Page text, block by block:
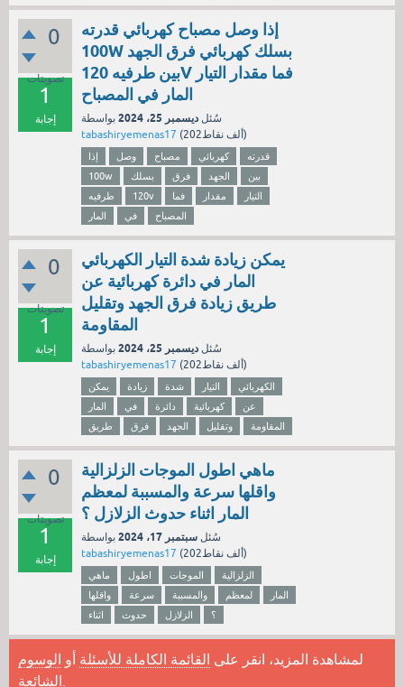
0
تصويتات
1
إجابة
إذا وصل مصباح كهربائي قدرته
100W بسلك كهربائي فرق الجهد
بين طرفيه 120V فما مقدار التيار
المار في المصباح
سُئل ديسمبر 25، 2024
بواسطة
tabashiryemenas17 ( 202ألف نقاط)
إذا وصل مصباح كهربائي
قدرته
100w
بسلك فرق الجهد
بين
طرفيه
120v فما مقدار
التيار
المار
في المصباح
0
تصويتات
1
إجابة
يمكن زيادة شدة التيار الكهربائي
المار في دائرة كهربائية عن
طريق زيادة فرق الجهد وتقليل
المقاومة
سُئل ديسمبر 25، 2024
بواسطة
tabashiryemenas17 ( 202ألف نقاط)
يمكن زيادة شدة التيار
الكهربائي
المار
في دائرة كهربائية
عن
طريق
فرق الجهد وتقليل المقاومة
0
تصويتات
1
إجابة
ماهي اطول الموجات الزلزالية
واقلها سرعة والمسببة لمعظم
المار اثناء حدوث الزلازل ؟
سُئل سبتمبر 17، 2024
بواسطة
tabashiryemenas17 ( 202ألف نقاط)
ماهي اطول الموجات
الزلزالية
واقلها
سرعة والمسببة لمعظم
المار
اثناء
حدوث الزلازل ؟
لمشاهدة المزيد، انقر على القائمة الكاملة للأسئلة أو الوسوم
الشائعة